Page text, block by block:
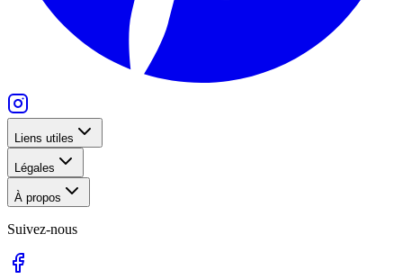
Liens utiles
Légales
À propos
Suivez-nous